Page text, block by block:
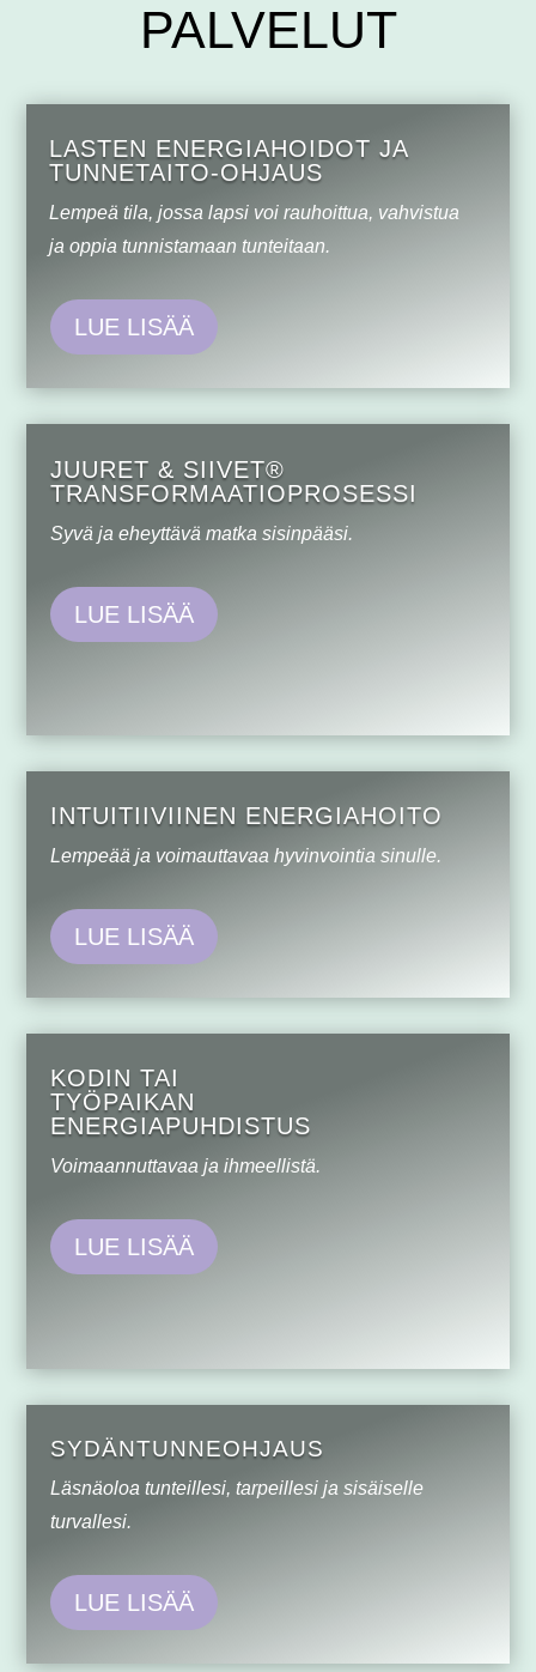
PALVELUT
LASTEN ENERGIAHOIDOT JA
TUNNETAITO-OHJAUS
Lempeä tila, jossa lapsi voi rauhoittua, vahvistua
ja oppia tunnistamaan tunteitaan.
LUE LISÄÄ
JUURET & SIIVET®
TRANSFORMAATIO­PROSESSI
Syvä ja eheyttävä matka sisinpääsi.
LUE LISÄÄ
INTUITIIVIINEN ENERGIAHOITO
Lempeää ja voimauttavaa hyvinvointia sinulle.
LUE LISÄÄ
KODIN TAI
TYÖPAIKAN
ENERGIAPUHDISTUS
Voimaannuttavaa ja ihmeellistä.
LUE LISÄÄ
SYDÄNTUNNE­OHJAUS
Läsnäoloa tunteillesi, tarpeillesi ja sisäiselle
turvallesi.
LUE LISÄÄ